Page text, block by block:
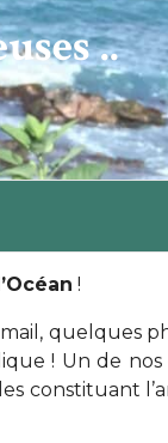
..
!
quelques
! Un de nos
constituant